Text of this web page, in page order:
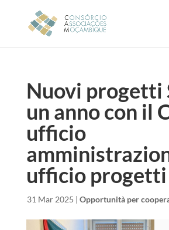
Nuovi progetti
un anno con il
ufficio
ufficio progetti
31 Mar 2025 | Opportunità per